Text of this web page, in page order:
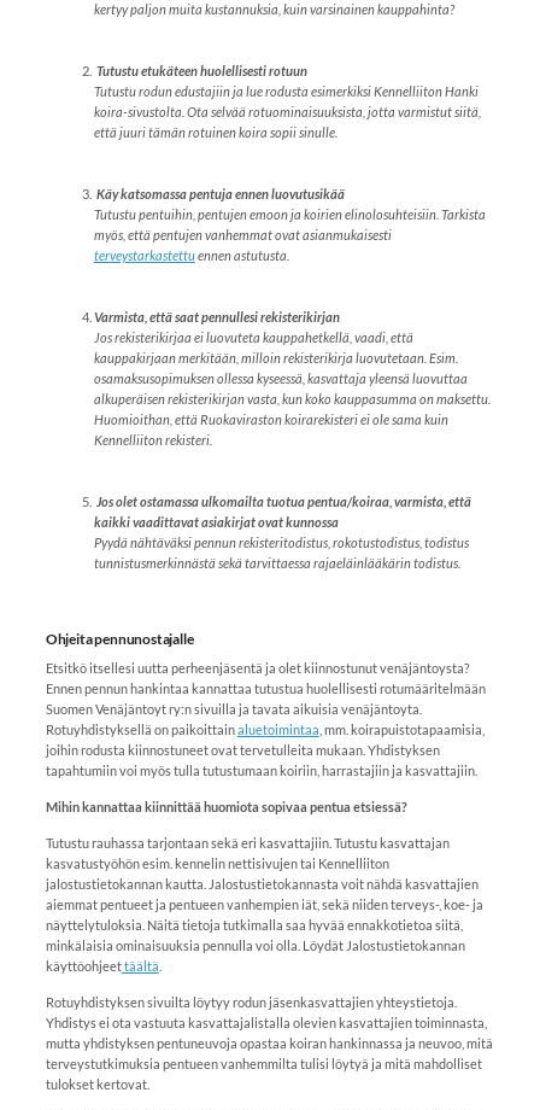
kertyy paljon muita kustannuksia, kuin varsinainen kauppahinta?
Tutustu etukäteen huolellisesti rotuun
Tutustu rodun edustajiin ja lue rodusta esimerkiksi Kennelliiton Hanki
koira-sivustolta. Ota selvää rotuominaisuuksista, jotta varmistut siitä,
että juuri tämän rotuinen koira sopii sinulle.
Käy katsomassa pentuja ennen luovutusikää
Tutustu pentuihin, pentujen emoon ja koirien elinolosuhteisiin. Tarkista
myös, että pentujen vanhemmat ovat asianmukaisesti
terveystarkastettuennen astutusta.
Varmista, että saat pennullesi rekisterikirjan
Jos rekisterikirjaa ei luovuteta kauppahetkellä, vaadi, että
kauppakirjaan merkitään, milloin rekisterikirja luovutetaan. Esim.
osamaksusopimuksen ollessa kyseessä, kasvattaja yleensä luovuttaa
alkuperäisen rekisterikirjan vasta, kun koko kauppasumma on maksettu.
Huomioithan, että Ruokaviraston koirarekisteri ei ole sama kuin
Kennelliiton rekisteri.
Jos olet ostamassa ulkomailta tuotua pentua/koiraa, varmista, että
kaikki vaadittavat asiakirjat ovat kunnossa
Pyydä nähtäväksi pennun rekisteritodistus, rokotustodistus, todistus
tunnistusmerkinnästä sekä tarvittaessa rajaeläinlääkärin todistus.
Ohjeita pennunostajalle
Etsitkö itsellesi uutta perheenjäsentä ja olet kiinnostunut venäjäntoysta?
Ennen pennun hankintaa kannattaa tutustua huolellisesti rotumääritelmään
Suomen Venäjäntoyt ry:n sivuilla ja tavata aikuisia venäjäntoyta.
Rotuyhdistyksellä on paikoittainaluetoimintaa , mm. koirapuistotapaamisia,
joihin rodusta kiinnostuneet ovat tervetulleita mukaan. Yhdistyksen
tapahtumiin voi myös tulla tutustumaan koiriin, harrastajiin ja kasvattajiin.
Mihin kannattaa kiinnittää huomiota sopivaa pentua etsiessä?
Tutustu rauhassa tarjontaan sekä eri kasvattajiin. Tutustu kasvattajan
kasvatustyöhön esim. kennelin nettisivujen tai Kennelliiton
jalostustietokannan kautta. Jalostustietokannasta voit nähdä kasvattajien
aiemmat pentueet ja pentueen vanhempien iät, sekä niiden terveys-, koe- ja
näyttelytuloksia. Näitä tietoja tutkimalla saa hyvää ennakkotietoa siitä,
minkälaisia ominaisuuksia pennulla voi olla. Löydät Jalostustietokannan
käyttöohjeettäältä
Rotuyhdistyksen sivuilta löytyy rodun jäsenkasvattajien yhteystietoja.
Yhdistys ei ota vastuuta kasvattajalistalla olevien kasvattajien toiminnasta,
mutta yhdistyksen pentuneuvoja opastaa koiran hankinnassa ja neuvoo, mitä
terveystutkimuksia pentueen vanhemmilta tulisi löytyä ja mitä mahdolliset
tulokset kertovat.